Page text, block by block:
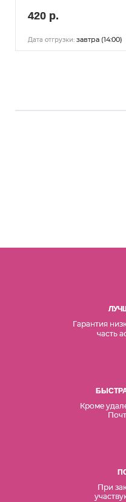
420 р.
Дата отгрузки: завтра (14:00)
Гарантия
часть
Кроме
При